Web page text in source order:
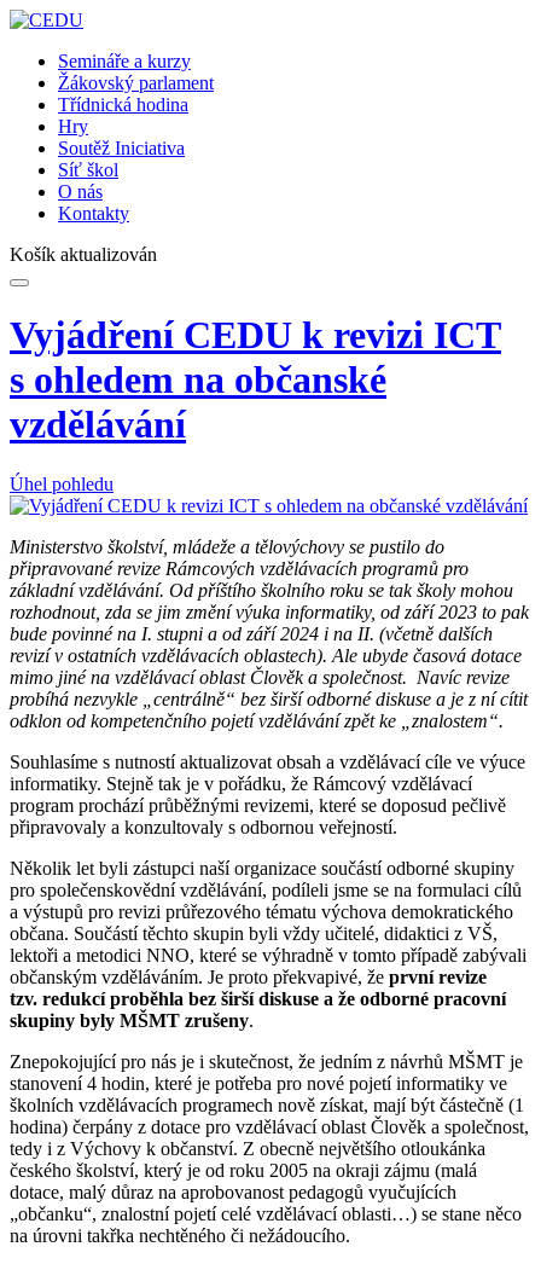
Semináře a kurzy
Žákovský parlament
Třídnická hodina
Hry
Soutěž Iniciativa
Síť škol
O nás
Kontakty
Košík aktualizován
Vyjádření CEDU k revizi ICT
s ohledem na občanské
vzdělávání
Úhel pohledu
Ministerstvo školství, mládeže a tělovýchovy se pustilo do
připravované revize Rámcových vzdělávacích programů pro
základní vzdělávání. Od příštího školního roku se tak školy mohou
rozhodnout, zda se jim změní výuka informatiky, od září 2023 to pak
bude povinné na I. stupni a od září 2024 i na II. (včetně dalších
revizí v ostatních vzdělávacích oblastech). Ale ubyde časová dotace
mimo jiné na vzdělávací oblast Člověk a společnost. Navíc revize
probíhá nezvykle „centrálně“ bez širší odborné diskuse a je z ní cítit
odklon od kompetenčního pojetí vzdělávání zpět ke „znalostem“.
Souhlasíme s nutností aktualizovat obsah a vzdělávací cíle ve výuce
informatiky. Stejně tak je v pořádku, že Rámcový vzdělávací
program prochází průběžnými revizemi, které se doposud pečlivě
připravovaly a konzultovaly s odbornou veřejností.
Několik let byli zástupci naší organizace součástí odborné skupiny
pro společenskovědní vzdělávání, podíleli jsme se na formulaci cílů
a výstupů pro revizi průřezového tématu výchova demokratického
občana. Součástí těchto skupin byli vždy učitelé, didaktici z VŠ,
lektoři a metodici NNO, které se výhradně v tomto případě zabývali
občanským vzděláváním. Je proto překvapivé, že první revize
tzv. redukcí proběhla bez širší diskuse a že odborné pracovní
skupiny byly MŠMT zrušeny.
Znepokojující pro nás je i skutečnost, že jedním z návrhů MŠMT je
stanovení 4 hodin, které je potřeba pro nové pojetí informatiky ve
školních vzdělávacích programech nově získat, mají být částečně (1
hodina) čerpány z dotace pro vzdělávací oblast Člověk a společnost,
tedy i z Výchovy k občanství. Z obecně největšího otloukánka
českého školství, který je od roku 2005 na okraji zájmu (malá
dotace, malý důraz na aprobovanost pedagogů vyučujících
„občanku“, znalostní pojetí celé vzdělávací oblasti…) se stane něco
na úrovni takřka nechtěného či nežádoucího.